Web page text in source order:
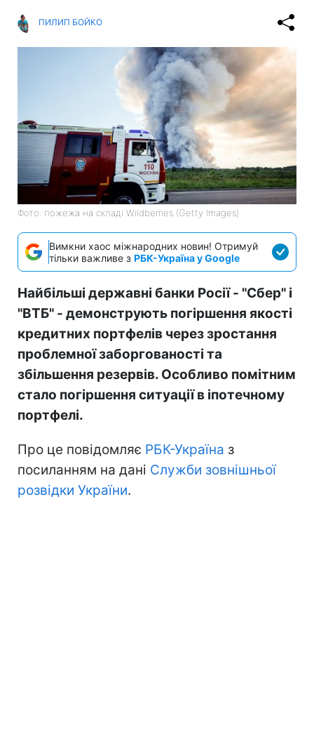
ПИЛИП БОЙКО
Фото: пожежа на складі Wildberries (Getty Images)
Вимкни хаос міжнародних новин! Отримуй
тільки важливе з РБК-Україна у Google
Найбільші державні банки Росії - "Сбер" і
"ВТБ" - демонструють погіршення якості
кредитних портфелів через зростання
проблемної заборгованості та
збільшення резервів. Особливо помітним
стало погіршення ситуації в іпотечному
портфелі.
Про це повідомляє РБК-Україна з
посиланням на дані Служби зовнішньої
розвідки України.